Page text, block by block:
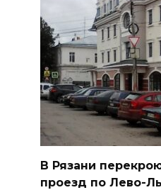
В Рязани
проезд по Лево-